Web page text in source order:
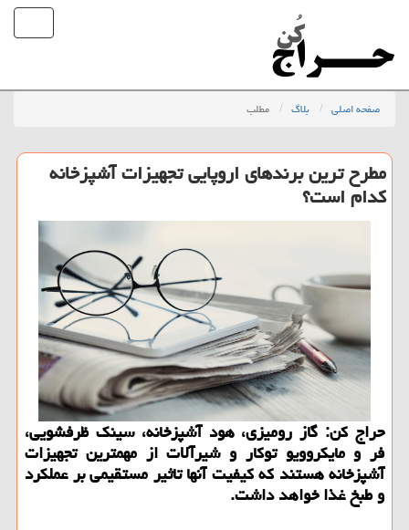
صفحه اصلی بلاگ مطلب
مطرح ترین برندهای اروپایی تجهیزات آشپزخانه
كدام است؟
حراج كن: گاز رومیزی، هود آشپزخانه، سینك ظرفشویی،
فر و مایكروویو توكار و شیرآلات از مهمترین تجهیزات
آشپزخانه هستند كه كیفیت آنها تاثیر مستقیمی بر عملكرد
و طبخ غذا خواهد داشت.